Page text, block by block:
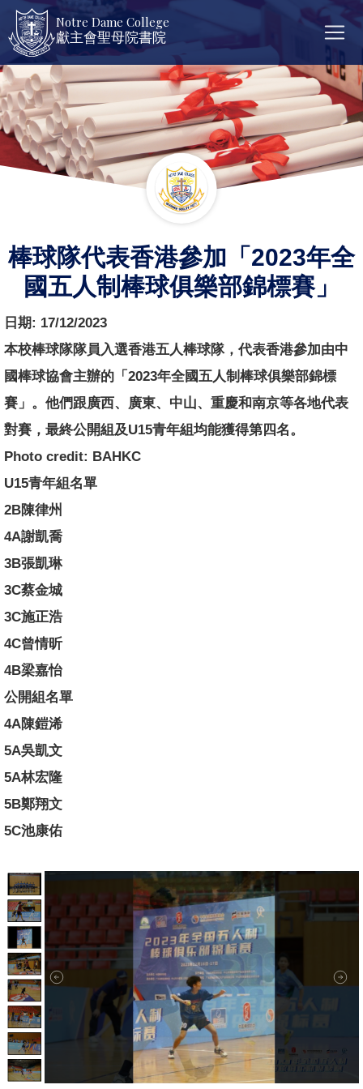
Notre Dame College
獻主會聖母院書院
棒球隊代表香港參加「2023年全
國五人制棒球俱樂部錦標賽」
日期: 17/12/2023
本校棒球隊隊員入選香港五人棒球隊，代表香港參加由中
國棒球協會主辦的「2023年全國五人制棒球俱樂部錦標
賽」。他們跟廣西、廣東、中山、重慶和南京等各地代表
對賽，最終公開組及U15青年組均能獲得第四名。
Photo credit: BAHKC
U15青年組名單
2B陳律州
4A謝凱喬
3B張凱琳
3C蔡金城
3C施正浩
4C曾情昕
4B梁嘉怡
公開組名單
4A陳鎧浠
5A吳凱文
5A林宏隆
5B鄭翔文
5C池康佑